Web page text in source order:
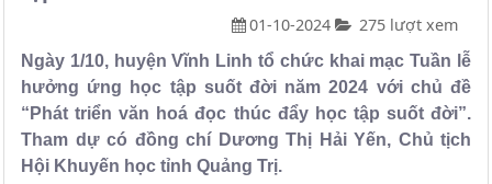
01-10-2024 275 lượt xem
Ngày 1/10, huyện Vĩnh Linh tổ chức khai mạc Tuần lễ
hưởng ứng học tập suốt đời năm 2024 với chủ đề
“Phát triển văn hoá đọc thúc đẩy học tập suốt đời”.
Tham dự có đồng chí Dương Thị Hải Yến, Chủ tịch
Hội Khuyến học tỉnh Quảng Trị.